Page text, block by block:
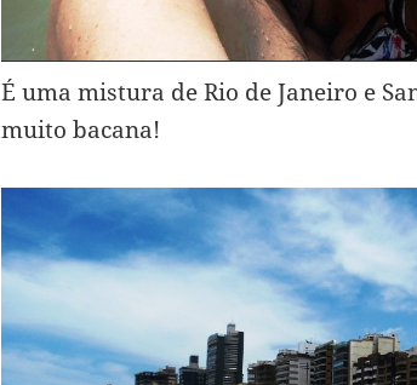
É uma mistura de Rio de Janeiro e
muito bacana!